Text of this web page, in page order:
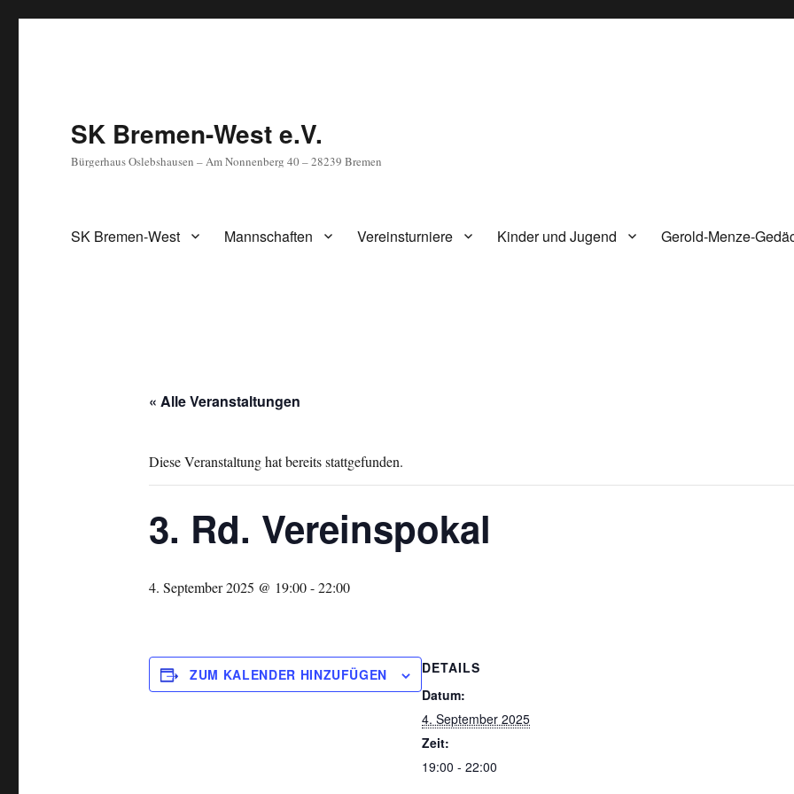
SK Bremen-West e.V.
Bürgerhaus Oslebshausen – Am Nonnenberg 40 – 28239 Bremen
SK Bremen-West Mannschaften Vereinsturniere Kinder und Jugend Gerold-Menze-
« Alle Veranstaltungen
Diese Veranstaltung hat bereits stattgefunden.
3. Rd. Vereinspokal
4. September 2025 @ 19:00-22:00
ZUM KALENDER HINZUFÜGEN
DETAILS
Datum:
4. September 2025
Zeit:
19:00 - 22:00